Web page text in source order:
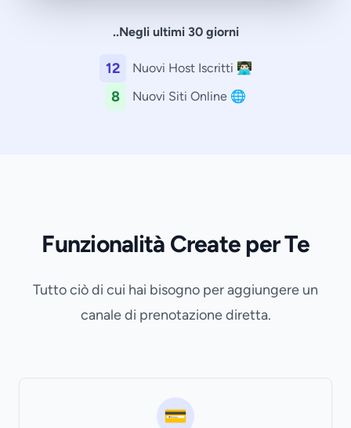
..Negli ultimi 30 giorni
12 Nuovi Host Iscritti 👨🏻‍💻
8 Nuovi Siti Online 🌐
Funzionalità Create per Te
Tutto ciò di cui hai bisogno per aggiungere un
canale di prenotazione diretta.
💳